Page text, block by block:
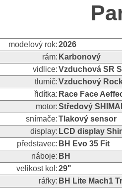
modelový rok:2026
rám: Karbonový
vidlice:Vzduchová SR
tlumič:Vzduchový
řidítka: Race Face
motor:Středový
snímače:Tlakový sensor
display: LCD display
představec: BH Evo 35 Fit
náboje: BH
velikost kol:29"
ráfky: BH Lite Mach1